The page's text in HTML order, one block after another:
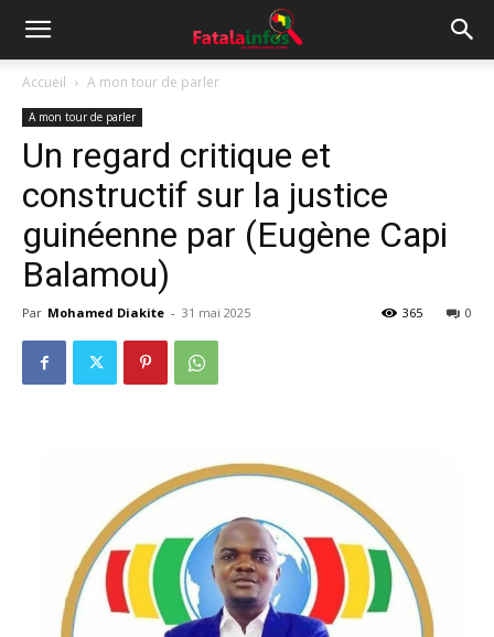
Accueil A mon tour de parler
A mon tour de parler
Un regard critique et
constructif sur la justice
guinéenne par (Eugène Capi
Balamou)
Par Mohamed Diakite - 31 mai 2025 0
365